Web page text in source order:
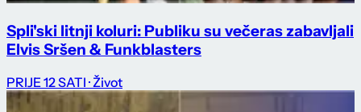
Spli'ski litnji koluri: Publiku su večeras zabavljali
Elvis Sršen & Funkblasters
PRIJE 12 SATI · Život